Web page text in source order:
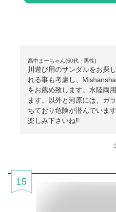
高中まーちゃん(60代・男性)
川遊び用のサンダルをお探
れる事も考慮し、
をお薦め致します。水陸両
ます。以外と河原には、ガ
ちており危険が潜んでいま
楽しみ下さいね‼️
15